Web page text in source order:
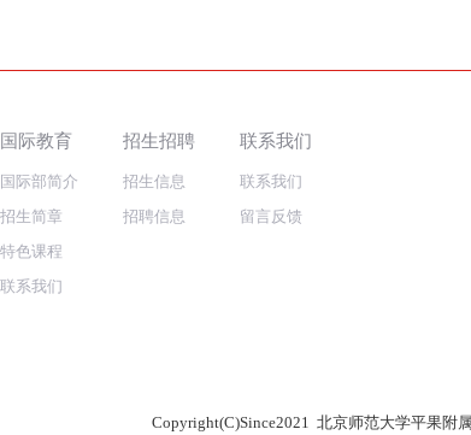
国际教育
国际部简介
招生简章
特色课程
联系我们
招生招聘
招生信息
招聘信息
联系我们
联系我们
留言反馈
Copyright(C)Since2021 北京师范大学平果附